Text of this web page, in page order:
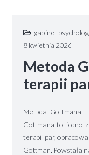
gabinet
8 kwietnia 2026
Metoda
terapii
Metoda Gottmana
Gottmana to jedno
terapii par,
Gottman. Powstała